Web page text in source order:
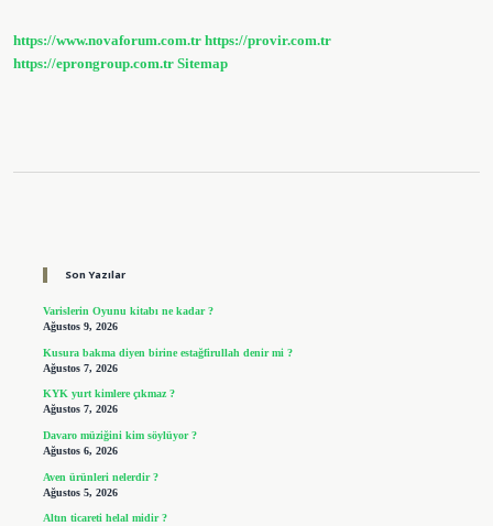
https://www.novaforum.com.tr https://provir.com.tr
https://eprongroup.com.tr Sitemap
Son Yazılar
Varislerin Oyunu kitabı ne kadar ?
Ağustos 9, 2026
Kusura bakma diyen birine estağfirullah denir mi ?
Ağustos 7, 2026
KYK yurt kimlere çıkmaz ?
Ağustos 7, 2026
Davaro müziğini kim söylüyor ?
Ağustos 6, 2026
Aven ürünleri nelerdir ?
Ağustos 5, 2026
Altın ticareti helal midir ?